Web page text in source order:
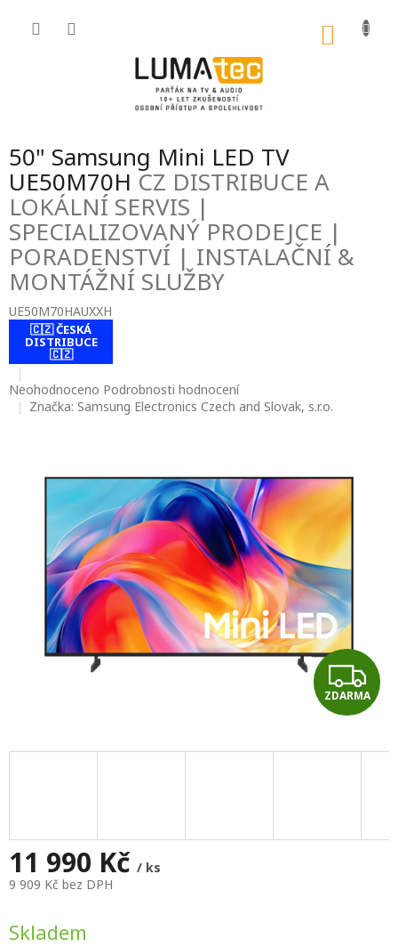
50" Samsung Mini LED TV
UE50M70H CZ DISTRIBUCE A
LOKÁLNÍ SERVIS |
SPECIALIZOVANÝ PRODEJCE |
PORADENSTVÍ | INSTALAČNÍ &
MONTÁŽNÍ SLUŽBY
UE50M70HAUXXH
🇨🇿 ČESKÁ
DISTRIBUCE
🇨🇿
Průměrné
hodnocení
hvězdiček.
Neohodnoceno Podrobnosti hodnocení
Značka: Samsung Electronics Czech and Slovak, s.r.o.
Z
D
A
ZDARMA
11 990 Kč / ks
9 909 Kč bez DPH
cena:
Skladem